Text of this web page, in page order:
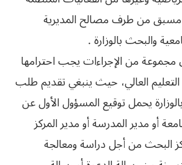
من طرف مصالح المديرية
والبحث بالوزارة .
من الإجراءات يجب احترامها
العالي، حيث ينبغي تقديم طلب
يحمل توقيع المسؤول الأول عن
أو مدير المدرسة أو مدير المركز
البحث من أجل دراسة ومعالجة